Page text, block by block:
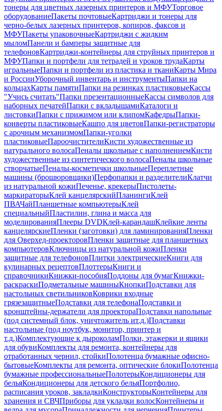
тонеры для цветных лазерных принтеров и МФУТорговое
оборудованиеПакеты почтовыеКартриджи и тонеры для
черно-белых лазерных принтеров, копиров, факсов и
МФУПакеты упаковочныеКартриджи с жидким
мыломПанели и бамперы защитные для
телефоновКартриджи-контейнеры для струйных принтеров и
МФУПапки и портфели для тетрадей и уроков трудаКарты
игральныеПапки и портфели из пластика и тканиКарты Мира
и РоссииУборочный инвентарь и инструментыПапки на
кольцахКарты памятиПапки на резинках пластиковыеКассы
"Учись считать"Папки презентационныеКассы символов для
наборных печатейПапки с вкладышамиКаталоги и
листовкиПапки с прижимом или клипомКафедрыПапки-
конверты пластиковыеКашпо для цветовПапки-регистраторы
с арочным механизмомПапки-уголки
пластиковыеПароочистителиКисти художественные из
натурального волосаПеналы школьные с наполнениемКисти
художественные из синтетического волосаПеналы школьные
створчатыеПеналы-косметички школьныеПереплетные
машины (брошюровщики)Перфопапки и разделителиКлатчи
из натуральной кожиПеченье, крекерыПистолеты-
маркираторыКлей канцелярскийПланингиКлей
ПВАЧайПланшетные компьютерыКлей
специальныйПластилин, глина и масса для
моделированияПлееры DVDКлей-карандашКлейкие ленты
канцелярскиеПленки (заготовки) для ламинированияПленки
для Оверхед-проекторовПленки защитные для планшетных
компьютеровКлючницы из натуральной кожиПленки
защитные для телефоновПлитки электрическиеКниги для
кулинарных рецептовПлоттерыКниги и
справочникиКнижки-пособияПоддоны для бумагКнижки-
раскраскиПодметальные машиныКнопкиПодставки для
настольных светильниковКоврики входные
грязезащитныеПодставки для телефонаПодставки и
кронштейны-держатели для проектораПодставки напольные
(под системный блок, уничтожитель ит.д.)Подставки
настольные (под ноутбук, монитор, принтер и
т.д.)Комплектующие к дыроколамПолки, этажерки и ящики
для обувиКомплекты для ремонта, контейнеры для
отработанных чернил, стойкиПолотенца бумажные офисно-
бытовыеКомплекты для ремонта, оптические блокиПолотенца
бумажные профессиональныеПолотерыКондиционеры для
бельяКондиционеры для детского бельяПортфолио,
расписания уроков, закладкиКонструкторыКонтейнеры для
хранения и СВЧПриборы для укладки волосКонтейнеры и